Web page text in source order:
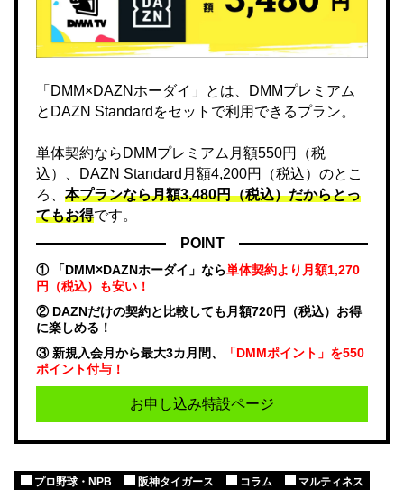
「DMM×DAZNホーダイ」とは、DMMプレミアム
とDAZN Standardをセットで利用できるプラン。
単体契約ならDMMプレミアム月額550円（税
込）、DAZN Standard月額4,200円（税込）のとこ
ろ、 本プランなら月額3,480円（税込）だからとっ
てもお得です。
POINT
① 「DMM×DAZNホーダイ」なら単体契約より月額1,270
円（税込）も安い！
② DAZNだけの契約と比較しても月額720円（税込）お得
に楽しめる！
③ 新規入会月から最大3カ月間、
「DMMポイント」を550
ポイント付与！
お申し込み特設ページ
プロ野球・NPB 阪神タイガース コラム
マルティネス